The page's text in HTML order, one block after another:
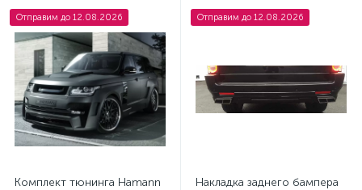
Отправим до 12.08.2026
Комплект тюнинга Hamann
Отправим до 12.08.2026
Накладка заднего бампера